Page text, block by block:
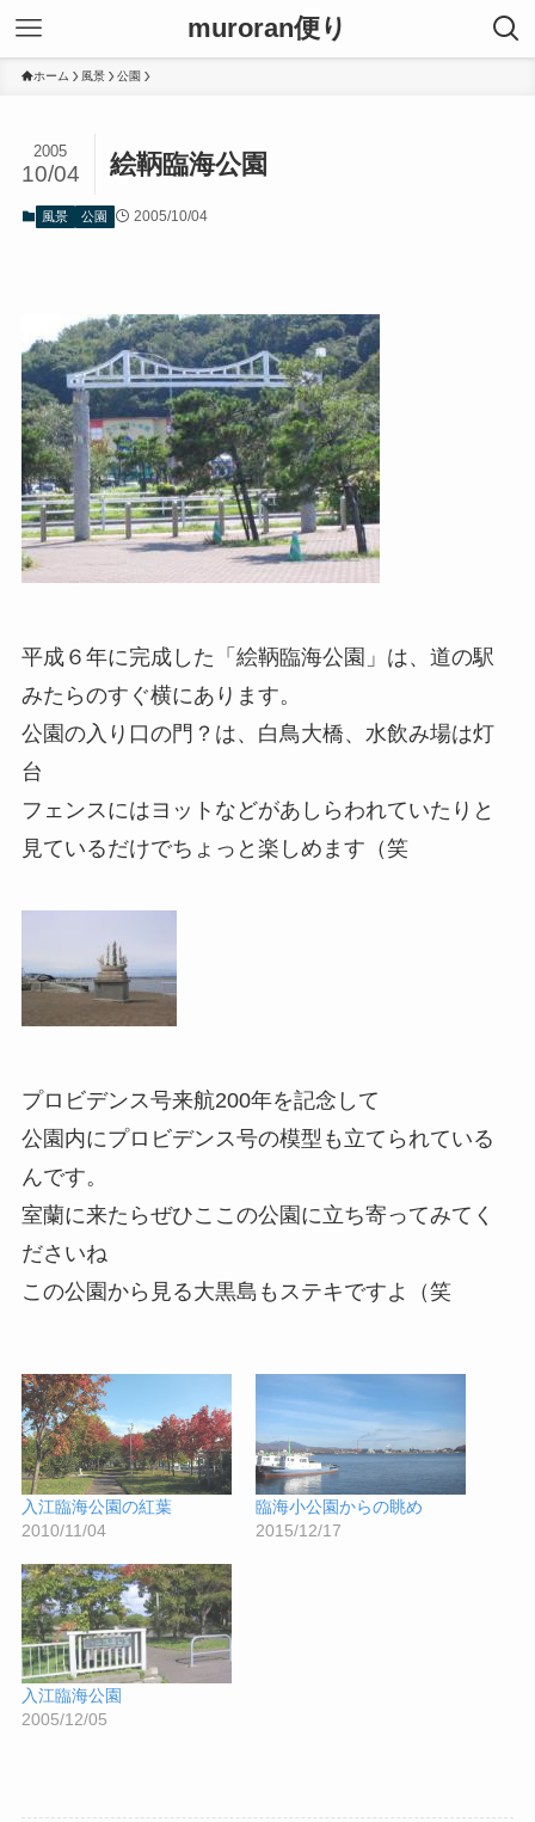
muroran便り
ホーム 風景 公園
絵鞆臨海公園
2005
10/04
風景 公園 2005/10/04
平成６年に完成した「絵鞆臨海公園」は、道の駅
みたらのすぐ横にあります。
公園の入り口の門？は、白鳥大橋、水飲み場は灯
台
フェンスにはヨットなどがあしらわれていたりと
見ているだけでちょっと楽しめます（笑
プロビデンス号来航200年を記念して
公園内にプロビデンス号の模型も立てられている
んです。
室蘭に来たらぜひここの公園に立ち寄ってみてく
ださいね
この公園から見る大黒島もステキですよ（笑
入江臨海公園の紅葉
2010/11/04
臨海小公園からの眺め
2015/12/17
入江臨海公園
2005/12/05